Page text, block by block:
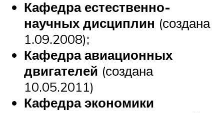
Кафедра естественно-
научных дисциплин (создана
1.09.2008);
Кафедра авиационных
двигателей (создана
10.05.2011)
Кафедра экономики